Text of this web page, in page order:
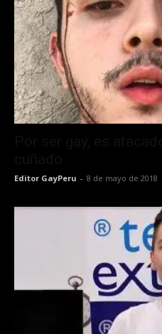
Editor GayPeru - 8 de mayo de 2018